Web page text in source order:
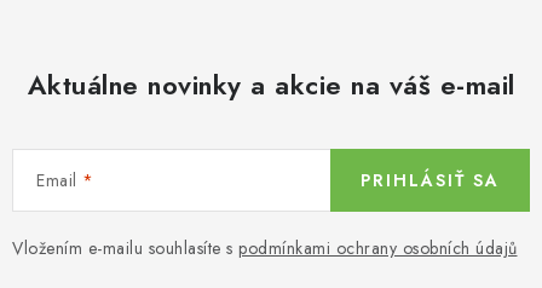
Aktuálne novinky a akcie na váš e-mail
Email
Vložením e-mailu souhlasíte s podmínkami ochrany osobních údajů
PRIHLÁSIŤ SA